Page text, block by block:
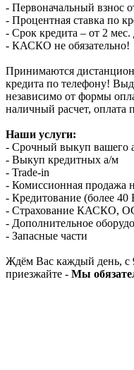
- Первоначальный взнос
- Процентная ставка по
- Срок кредита – от 2 мес.
- КАСКО не обязательно!
Принимаются
кредита по телефону!
независимо от формы
наличный расчет, оплата
Наши услуги:
- Срочный выкуп вашего
- Выкуп кредитных а/м
- Trade-in
- Комиссионная продажа
- Кредитование (более 40
- Страхование КАСКО,
- Дополнительное
- Запасные части
Ждём Вас каждый день, с
приезжайте - Мы